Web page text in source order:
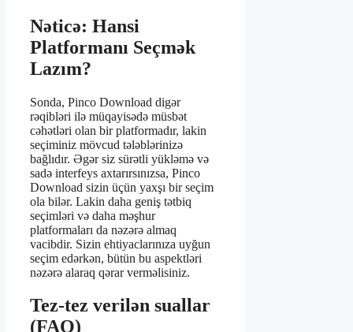
Nəticə: Hansi
Platformanı Seçmək
Lazım?
Sonda, Pinco Download digər
rəqibləri ilə müqayisədə müsbət
cəhətləri olan bir platformadır, lakin
seçiminiz mövcud tələblərinizə
bağlıdır. Əgər siz sürətli yükləmə və
sadə interfeys axtarırsınızsa, Pinco
Download sizin üçün yaxşı bir seçim
ola bilər. Lakin daha geniş tətbiq
seçimləri və daha məşhur
platformaları da nəzərə almaq
vacibdir. Sizin ehtiyaclarınıza uyğun
seçim edərkən, bütün bu aspektləri
nəzərə alaraq qərar verməlisiniz.
Tez-tez verilən suallar
(FAQ)